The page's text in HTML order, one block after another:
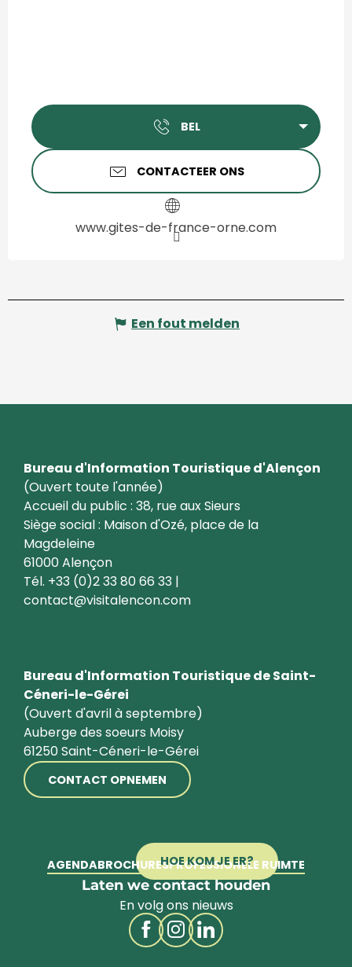
BEL
CONTACTEER ONS
www.gites-de-france-orne.com
Een fout melden
Bureau d'Information Touristique d'Alençon
(Ouvert toute l'année)
Accueil du public : 38, rue aux Sieurs
Siège social : Maison d'Ozé, place de la
Magdeleine
61000 Alençon
Tél. +33 (0)2 33 80 66 33 |
contact@visitalencon.com
Bureau d'Information Touristique de Saint-
Céneri-le-Gérei
(Ouvert d'avril à septembre)
Auberge des soeurs Moisy
61250 Saint-Céneri-le-Gérei
CONTACT OPNEMEN
HOE KOM JE ER?
AGENDABROCHURESPROFESSIONELE RUIMTE
Laten we contact houden
En volg ons nieuws